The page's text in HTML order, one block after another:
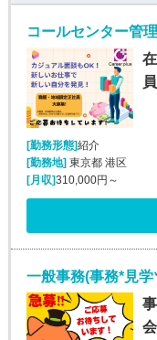
[勤務形態]紹介
[勤務地] 東京都 港区
[月収]310,000円～
一般事務(事務*見